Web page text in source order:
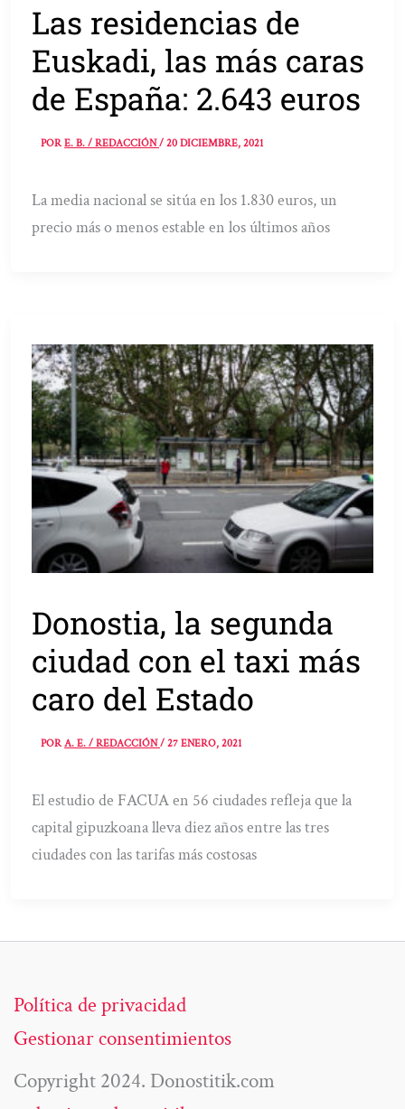
Las residencias de
Euskadi, las más caras
de España: 2.643 euros
PORE. B. / REDACCIÓN/20 DICIEMBRE, 2021
La media nacional se sitúa en los 1.830 euros, un
precio más o menos estable en los últimos años
Donostia, la segunda
ciudad con el taxi más
caro del Estado
PORA. E. / REDACCIÓN/27 ENERO, 2021
El estudio de FACUA en 56 ciudades refleja que la
capital gipuzkoana lleva diez años entre las tres
ciudades con las tarifas más costosas
Política de privacidad
Gestionar consentimientos
Copyright 2024. Donostitik.com